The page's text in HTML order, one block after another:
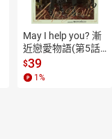
May I help you? 漸
近戀愛物語(第5話)
【電子書】
$39
1 %